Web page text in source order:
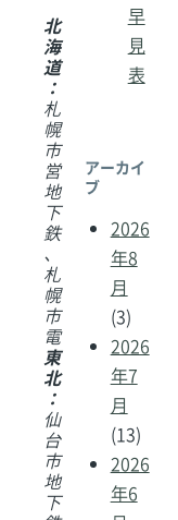
北
海
道
：
札
幌
市
営
地
下
鉄
、
札
幌
市
電
東
北
：
仙
台
市
地
下
早
見
表
アーカイ
ブ
2026
年8
月
(3)
2026
年7
月
(13)
2026
年6